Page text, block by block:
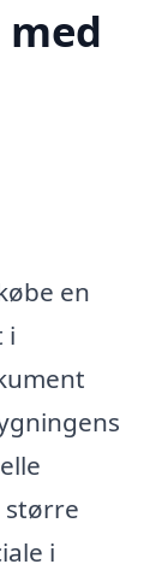
en
i
større
i